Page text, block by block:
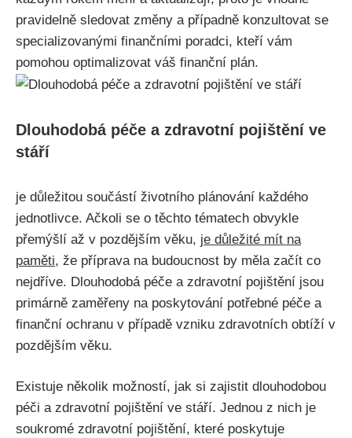
pravidelně sledovat změny a případně konzultovat se
specializovanými finančními poradci, kteří vám
pomohou optimalizovat váš finanční plán.
Dlouhodobá péče a zdravotní pojištění ve
stáří
je důležitou součástí životního plánování každého
jednotlivce. Ačkoli se o těchto tématech obvykle
přemýšlí až v pozdějším věku, je důležité mít na
paměti, že příprava na budoucnost by měla začít co
nejdříve. Dlouhodobá péče a zdravotní pojištění jsou
primárně zaměřeny na poskytování potřebné péče a
finanční ochranu v případě vzniku zdravotních obtíží v
pozdějším věku.
Existuje několik možností, jak si zajistit dlouhodobou
péči a zdravotní pojištění ve stáří. Jednou z nich je
soukromé zdravotní pojištění, které poskytuje